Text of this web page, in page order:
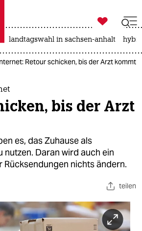
taz zahl ich
zahl ich

taz zahl ich
landtagswahl in sachsen-anhalt
Retour schicken, bis der Arzt kommt
bis der Arzt
es, das Zuhause als
nutzen. Daran wird auch ein
Rücksendungen nichts ändern.
teilen